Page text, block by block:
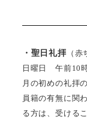
・聖日礼拝 （
日曜日 午前10
月の初めの礼拝
員籍の有無に関
る方は、受ける